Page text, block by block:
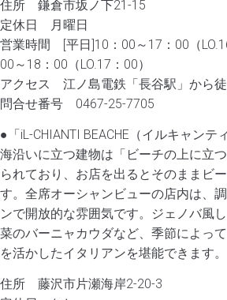
住所 鎌倉市坂ノ下21-15
定休日 月曜日
営業時間 [平日]10：00～17：00（
00～18：00（LO.17：00）
アクセス 江ノ島電鉄「長谷駅」から
問合せ番号 0467-25-7705
●「iL-CHIANTI BEACHE（イルキャンテ
海沿いに立つ建物は「ビーチの上に立
られており、お店を出るとそのままビ
す。全席オーシャンビューの店内は、
ンで開放的な雰囲気です。ジェノバ風
菜のバーニャカウダなど、季節によっ
を活かしたイタリアンを堪能できます。
住所 藤沢市片瀬海岸2-20-3